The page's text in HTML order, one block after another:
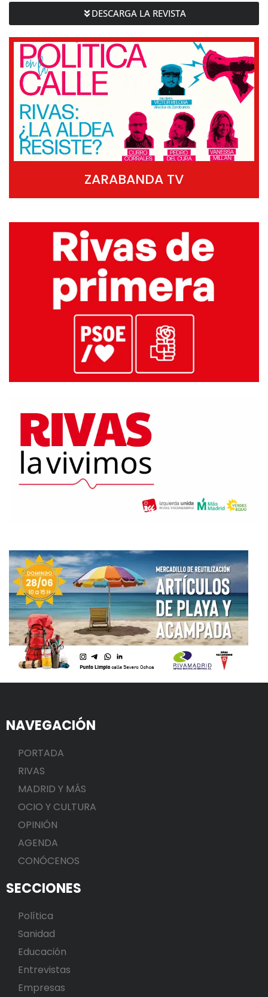
DESCARGA LA REVISTA
ZARABANDA TV
NAVEGACIÓN
PORTADA
RIVAS
MADRID Y MÁS
OCIO Y CULTURA
OPINIÓN
AGENDA
CONÓCENOS
SECCIONES
Política
Sanidad
Educación
Entrevistas
Empresas